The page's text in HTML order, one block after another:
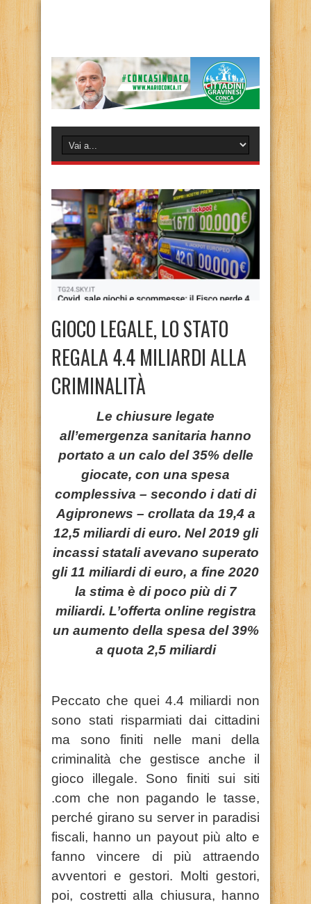
GIOCO LEGALE, LO STATO
REGALA 4.4 MILIARDI ALLA
CRIMINALITÀ
Le chiusure legate
all’emergenza sanitaria hanno
portato a un calo del 35% delle
giocate, con una spesa
complessiva – secondo i dati di
Agipronews – crollata da 19,4 a
12,5 miliardi di euro. Nel 2019 gli
incassi statali avevano superato
gli 11 miliardi di euro, a fine 2020
la stima è di poco più di 7
miliardi. L’offerta online registra
un aumento della spesa del 39%
a quota 2,5 miliardi
Peccato che quei 4.4 miliardi non
sono stati risparmiati dai cittadini
ma sono finiti nelle mani della
criminalità che gestisce anche il
gioco illegale. Sono finiti sui siti
.com che non pagando le tasse,
perché girano su server in paradisi
fiscali, hanno un payout più alto e
fanno vincere di più attraendo
avventori e gestori. Molti gestori,
poi, costretti alla chiusura, hanno